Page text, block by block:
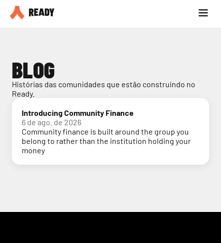
Seja parceiro
BLOG
Histórias das comunidades que estão construindo no
Ready.
Introducing Community Finance
6 de ago. de 2026
Community finance is built around the group you
belong to rather than the institution holding your
money